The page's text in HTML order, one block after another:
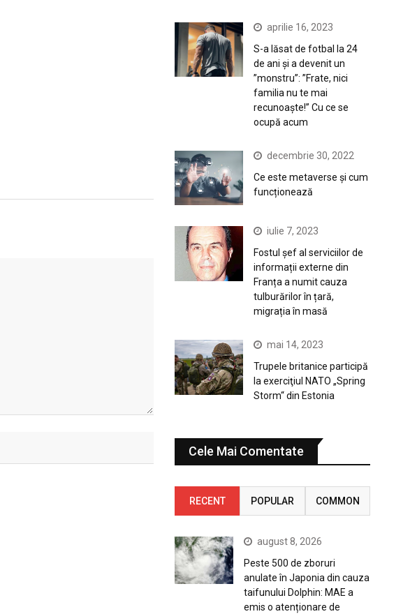
aprilie 16, 2023
S-a lăsat de fotbal la 24
de ani și a devenit un
”monstru”: ”Frate, nici
familia nu te mai
recunoaște!” Cu ce se
ocupă acum
decembrie 30, 2022
Ce este metaverse și cum
funcționează
iulie 7, 2023
Fostul șef al serviciilor de
informații externe din
Franța a numit cauza
tulburărilor în țară,
migrația în masă
mai 14, 2023
Trupele britanice participă
la exerciţiul NATO „Spring
Storm“ din Estonia
Cele Mai Comentate
RECENT POPULAR COMMON
august 8, 2026
Peste 500 de zboruri
anulate în Japonia din cauza
taifunului Dolphin: MAE a
emis o atenționare de